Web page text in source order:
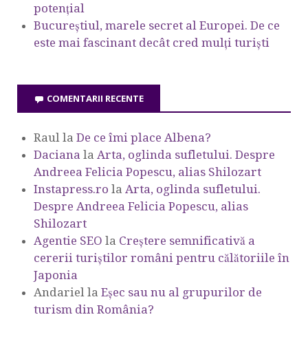
potențial
Bucureștiul, marele secret al Europei. De ce
este mai fascinant decât cred mulți turiști
COMENTARII RECENTE
Raul la De ce îmi place Albena?
Daciana la Arta, oglinda sufletului. Despre
Andreea Felicia Popescu, alias Shilozart
Instapress.ro la Arta, oglinda sufletului.
Despre Andreea Felicia Popescu, alias
Shilozart
Agentie SEO la Creștere semnificativă a
cererii turiștilor români pentru călătoriile în
Japonia
Andariel la Eşec sau nu al grupurilor de
turism din România?